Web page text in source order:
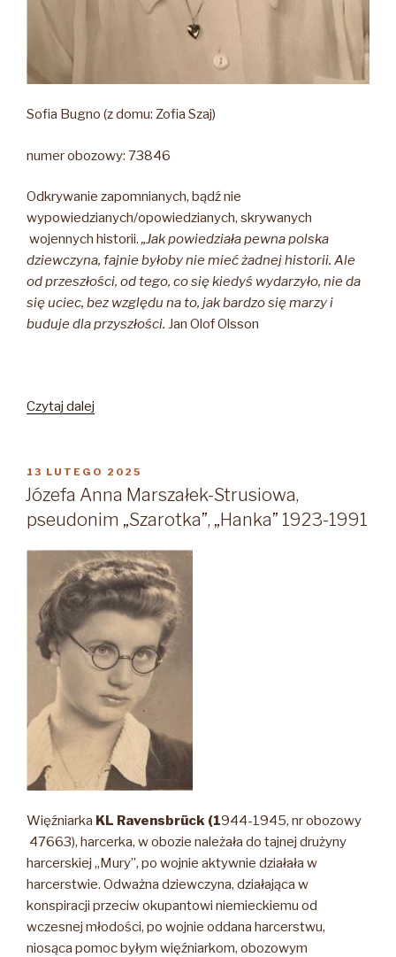
Sofia Bugno (z domu: Zofia Szaj)
numer obozowy: 73846
Odkrywanie zapomnianych, bądź nie
wypowiedzianych/opowiedzianych, skrywanych
wojennych historii.„Jak powiedziała pewna polska
dziewczyna, fajnie byłoby nie mieć żadnej historii. Ale
od przeszłości, od tego, co się kiedyś wydarzyło, nie da
się uciec, bez względu na to, jak bardzo się marzy i
buduje dla przyszłości. Jan Olof Olsson
Czytaj dalej
po
wojnie
–
historia
Sofii
i
Wery”
OPUBLIKOWANE
W
13 LUTEGO 2025
Józefa Anna Marszałek-Strusiowa,
pseudonim „Szarotka”, „Hanka” 1923-1991
Więźniarka KL Ravensbrück (1944-1945, nr obozowy
47663), harcerka, w obozie należała do tajnej drużyny
harcerskiej „Mury”, po wojnie aktywnie działała w
harcerstwie. Odważna dziewczyna, działająca w
konspiracji przeciw okupantowi niemieckiemu od
wczesnej młodości, po wojnie oddana harcerstwu,
niosąca pomoc byłym więźniarkom, obozowym